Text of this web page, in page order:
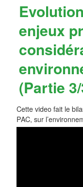
enjeux
(Partie
Cette video fait le
PAC, sur